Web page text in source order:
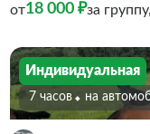
от18 000 ₽за
Индивидуальная
7 часов На